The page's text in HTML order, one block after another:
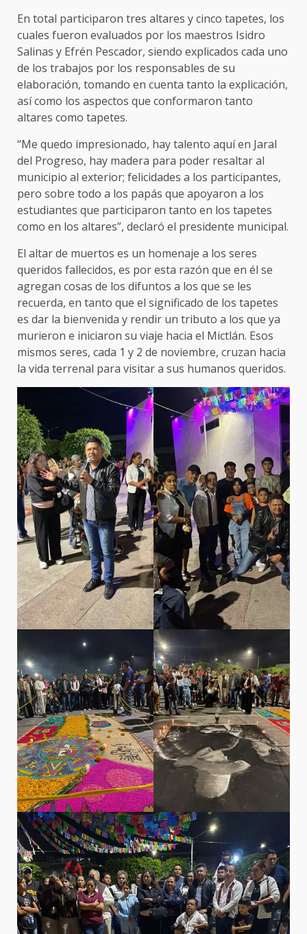
En total participaron tres altares y cinco tapetes, los
cuales fueron evaluados por los maestros Isidro
Salinas y Efrén Pescador, siendo explicados cada uno
de los trabajos por los responsables de su
elaboración, tomando en cuenta tanto la explicación,
así como los aspectos que conformaron tanto
altares como tapetes.
“Me quedo impresionado, hay talento aquí en Jaral
del Progreso, hay madera para poder resaltar al
municipio al exterior; felicidades a los participantes,
pero sobre todo a los papás que apoyaron a los
estudiantes que participaron tanto en los tapetes
como en los altares”, declaró el presidente municipal.
El altar de muertos es un homenaje a los seres
queridos fallecidos, es por esta razón que en él se
agregan cosas de los difuntos a los que se les
recuerda, en tanto que el significado de los tapetes
es dar la bienvenida y rendir un tributo a los que ya
murieron e iniciaron su viaje hacia el Mictlán. Esos
mismos seres, cada 1 y 2 de noviembre, cruzan hacia
la vida terrenal para visitar a sus humanos queridos.